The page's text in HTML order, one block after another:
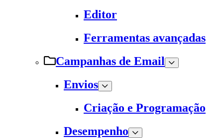
Editor
Ferramentas avançadas
Campanhas de Email
Envios
Criação e Programação
Desempenho